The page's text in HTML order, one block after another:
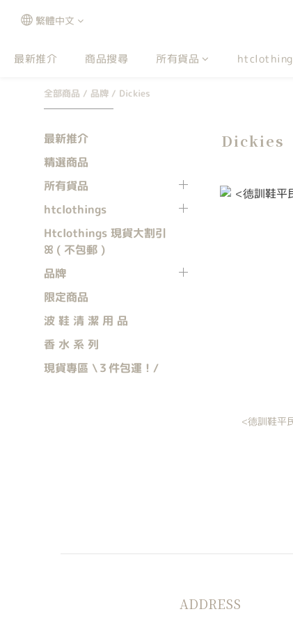
繁體中文
最新推介 商品搜尋 所有貨品
全部商品 / 品牌 / Dickies
最新推介
精選商品
所有貨品
htclothings
Htclothings 現貨大割引
ꕤ ( 不包郵 )
品牌
限定商品
波 鞋 清 潔 用 品
香 水 系 列
現貨專區 \３件包運！/
Dickies
<德訓鞋平
ADDRESS